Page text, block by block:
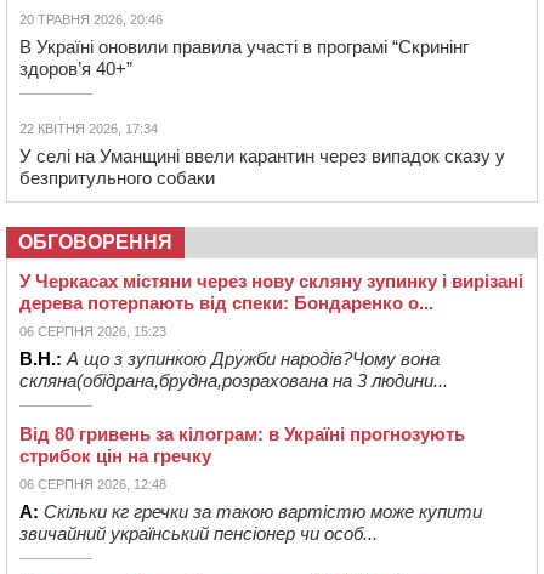
20 ТРАВНЯ 2026, 20:46
В Україні оновили правила участі в програмі “Скринінг
здоров’я 40+”
22 КВІТНЯ 2026, 17:34
У селі на Уманщині ввели карантин через випадок сказу у
безпритульного собаки
ОБГОВОРЕННЯ
У Черкасах містяни через нову скляну зупинку і вирізані
дерева потерпають від спеки: Бондаренко о...
06 СЕРПНЯ 2026, 15:23
В.Н.: А що з зупинкою Дружби народів?Чому вона
скляна(обідрана,брудна,розрахована на 3 людини...
Від 80 гривень за кілограм: в Україні прогнозують
стрибок цін на гречку
06 СЕРПНЯ 2026, 12:48
А: Скільки кг гречки за такою вартістю може купити
звичайний український пенсіонер чи особ...